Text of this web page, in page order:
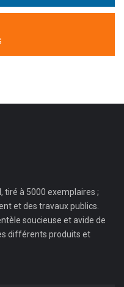
tiré à 5000 exemplaires ;
et des travaux publics.
soucieuse et avide de
différents produits et